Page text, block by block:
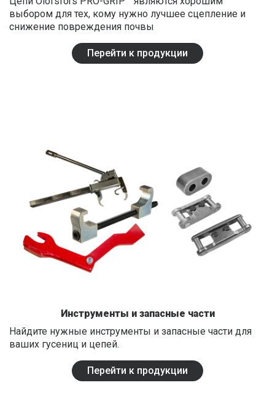
выбором для тех, кому нужно лучшее сцепление и
снижение повреждения почвы
Перейти к продукции
Инструменты и запасные части
Найдите нужные инструменты и запасные части для
ваших гусениц и цепей.
Перейти к продукции